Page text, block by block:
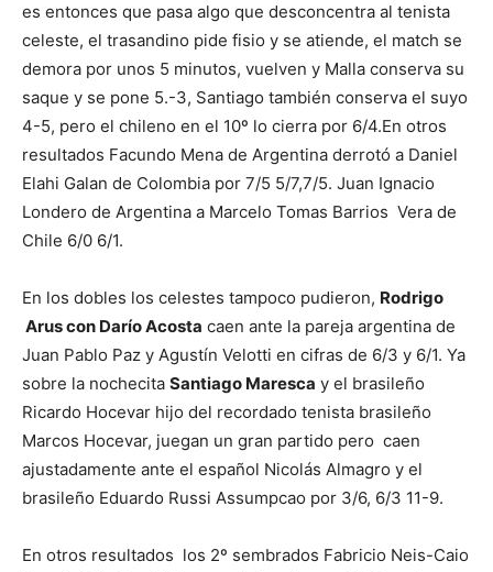
es entonces que pasa algo que desconcentra al tenista
celeste, el trasandino pide fisio y se atiende, el match se
demora por unos 5 minutos, vuelven y Malla conserva su
saque y se pone 5.-3, Santiago también conserva el suyo
4-5, pero el chileno en el 10º lo cierra por 6/4.En otros
resultados Facundo Mena de Argentina derrotó a Daniel
Elahi Galan de Colombia por 7/5 5/7,7/5. Juan Ignacio
Londero de Argentina a Marcelo Tomas Barrios Vera de
Chile 6/0 6/1.
En los dobles los celestes tampoco pudieron, Rodrigo
Arus con Darío Acosta caen ante la pareja argentina de
Juan Pablo Paz y Agustín Velotti en cifras de 6/3 y 6/1. Ya
sobre la nochecita Santiago Maresca y el brasileño
Ricardo Hocevar hijo del recordado tenista brasileño
Marcos Hocevar, juegan un gran partido pero caen
ajustadamente ante el español Nicolás Almagro y el
brasileño Eduardo Russi Assumpcao por 3/6, 6/3 11-9.
En otros resultados los 2º sembrados Fabricio Neis-Caio